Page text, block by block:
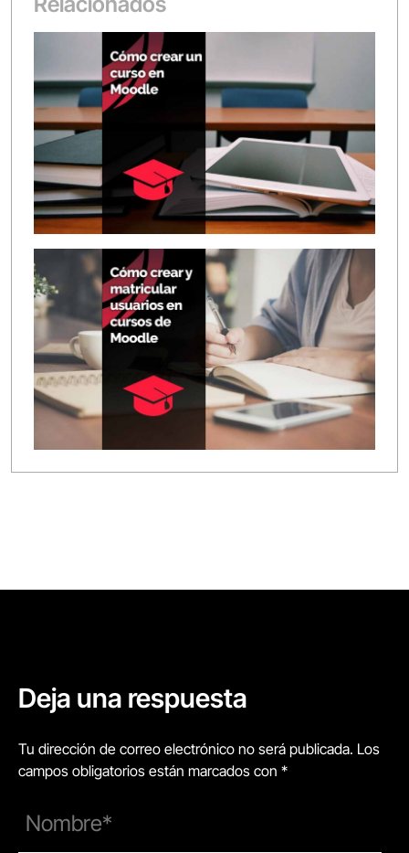
Deja una respuesta
Tu dirección de correo electrónico no será publicada. Los
campos obligatorios están marcados con *